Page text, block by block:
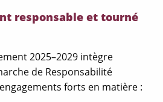
responsable et tourné
2025–2029 intègre
de Responsabilité
forts en matière :